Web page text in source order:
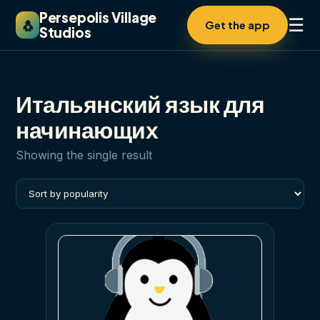
🐧 Persepolis Village
Studios
Get the app ☰
Итальянский язык для
начинающих
Showing the single result